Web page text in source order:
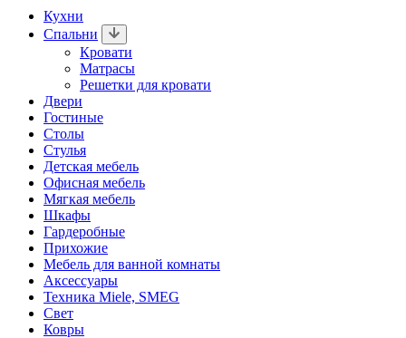
Кухни
Спальни
Кровати
Матрасы
Решетки для кровати
Двери
Гостиные
Столы
Стулья
Детская мебель
Офисная мебель
Мягкая мебель
Шкафы
Гардеробные
Прихожие
Мебель для ванной комнаты
Аксессуары
Техника Miele, SMEG
Свет
Ковры